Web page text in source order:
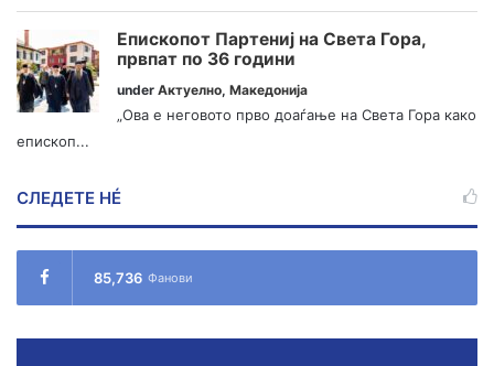
Епископот Партениј на Света Гора,
првпат по 36 години
under Актуелно, Македонија
„Ова е неговото прво доаѓање на Света Гора како
епископ...
СЛЕДЕТЕ НÉ
85,736 Фанови